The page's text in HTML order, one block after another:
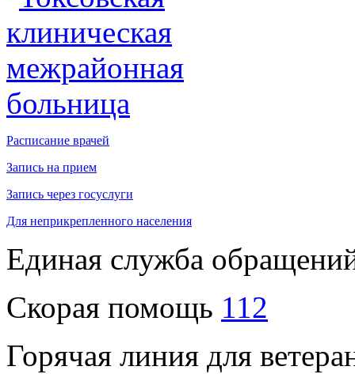
Расписание врачей
Запись на прием
Запись через госуслуги
Для неприкрепленного населения
Единая служба
Скорая помощь 112
Горячая линия для